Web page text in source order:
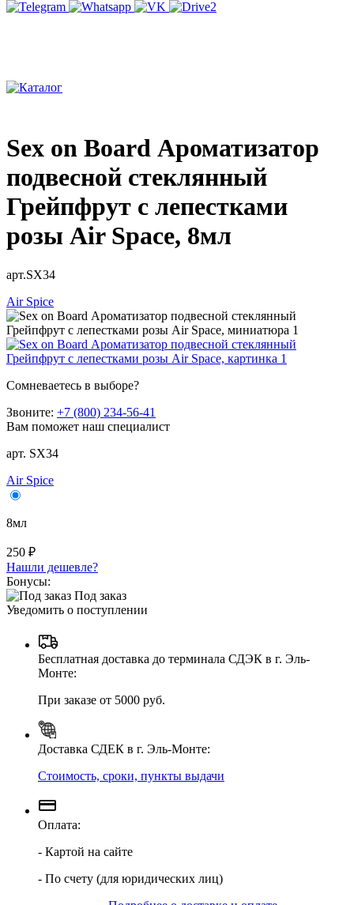
Sex on Board Ароматизатор
подвесной стеклянный
Грейпфрут с лепестками
розы Air Space, 8мл
арт.SX34
Air Spice
Сомневаетесь в выборе?
Звоните: +7 (800) 234-56-41
Вам поможет наш специалист
арт. SX34
Air Spice
8мл
250 ₽
Нашли дешевле?
Бонусы:
Под заказ
Уведомить о поступлении
Бесплатная доставка до терминала СДЭК в г. Эль-
Монте:
При заказе от 5000 руб.
Доставка СДЕК в г. Эль-Монте:
Стоимость, сроки, пункты выдачи
Оплата:
- Картой на сайте
- По счету (для юридических лиц)